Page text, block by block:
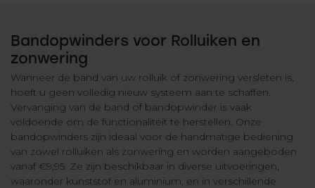
Bandopwinders voor Rolluiken en
zonwering
Wanneer de band van uw rolluik of zonwering versleten is,
hoeft u geen volledig nieuw systeem aan te schaffen.
Vervanging van de band of bandopwinder is vaak
voldoende om de functionaliteit te herstellen. Onze
bandopwinders zijn ideaal voor de handmatige bediening
van zowel rolluiken als zonwering en worden aangeboden
vanaf €9,95. Ze zijn beschikbaar in diverse uitvoeringen,
waaronder kunststof en aluminium, en in verschillende